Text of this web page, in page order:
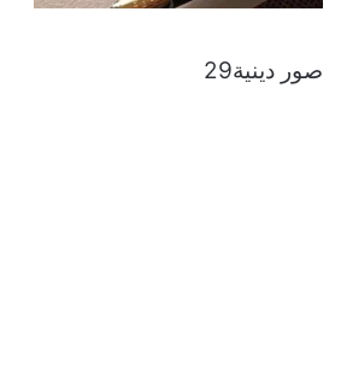
صور دينية29